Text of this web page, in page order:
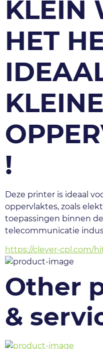
KLEIN
HET
KLEINE
!
Deze printer is ideaal
oppervlaktes, zoals
toepassingen binnen
telecommunicatie
https://clever-cpl.com/
Other
&